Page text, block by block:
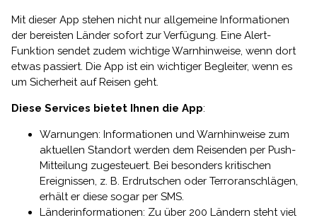
Mit dieser App stehen nicht nur allgemeine Informationen
der bereisten Länder sofort zur Verfügung. Eine Alert-
Funktion sendet zudem wichtige Warnhinweise, wenn dort
etwas passiert. Die App ist ein wichtiger Begleiter, wenn es
um Sicherheit auf Reisen geht.
Diese Services bietet Ihnen die App:
Warnungen: Informationen und Warnhinweise zum
aktuellen Standort werden dem Reisenden per Push-
Mitteilung zugesteuert. Bei besonders kritischen
Ereignissen, z. B. Erdrutschen oder Terroranschlägen,
erhält er diese sogar per SMS.
Länderinformationen: Zu über 200 Ländern steht viel